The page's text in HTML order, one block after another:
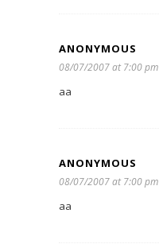
ANONYMOUS
08/07/2007 at 7:00 pm
aa
ANONYMOUS
08/07/2007 at 7:00 pm
aa